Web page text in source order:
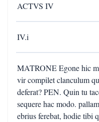
ACTVS IV
IV.i
MATRONE Egone hic
vir compilet clanculum
deferat? PEN. Quin tu
sequere hac modo.
ebrius ferebat, hodie tibi